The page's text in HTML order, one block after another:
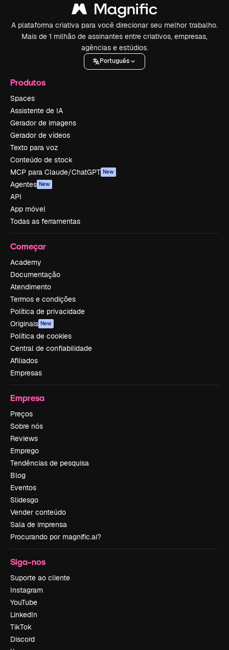
A plataforma criativa para você direcionar seu melhor trabalho.
Mais de 1 milhão de assinantes entre criativos, empresas,
agências e estúdios.
Português
Produtos
Spaces
Assistente de IA
Gerador de imagens
Gerador de vídeos
Texto para voz
Conteúdo de stock
MCP para Claude/ChatGPT New
Agentes New
API
App móvel
Todas as ferramentas
Começar
Academy
Documentação
Atendimento
Termos e condições
Política de privacidade
Originais New
Política de cookies
Central de confiabilidade
Afiliados
Empresas
Empresa
Preços
Sobre nós
Reviews
Emprego
Tendências de pesquisa
Blog
Eventos
Slidesgo
Vender conteúdo
Sala de imprensa
Procurando por magnific.ai?
Siga-nos
Suporte ao cliente
Instagram
YouTube
LinkedIn
TikTok
Discord